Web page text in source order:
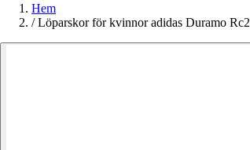
Hem
/ Löparskor för kvinnor adidas Duramo Rc2